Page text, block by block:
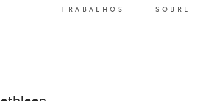
TRABALHOS SOBRE